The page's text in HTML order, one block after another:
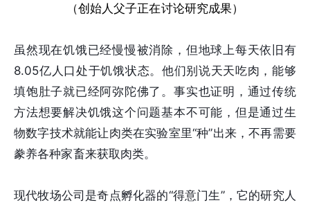
（创始人父子正在讨论研究成果）
虽然现在饥饿已经慢慢被消除，但地球上每天依旧有
8.05亿人口处于饥饿状态。他们别说天天吃肉，能够
填饱肚子就已经阿弥陀佛了。事实也证明，通过传统
方法想要解决饥饿这个问题基本不可能，但是通过生
物数字技术就能让肉类在实验室里“种”出来，不再需要
豢养各种家畜来获取肉类。
现代牧场公司是奇点孵化器的“得意门生”，它的研究人